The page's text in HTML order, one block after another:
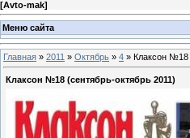
[Avto-mak]
Меню сайта
Главная » 2011 » Октябрь » 4 » Клаксон №18
Клаксон №18 (сентябрь-октябрь 2011)